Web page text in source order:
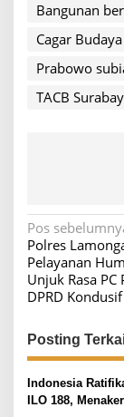
Bangunan
Cagar
Prabowo
TACB
N
a
v
i
g
a
s
i
Pos
Polres
Pelayanan
Unjuk Rasa PC
DPRD Kondusif
Posting
Indonesia
ILO 188,